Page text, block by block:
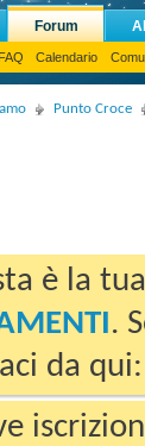
Forum
FAQ Calendario
Punto Croce
è la
.
da qui: